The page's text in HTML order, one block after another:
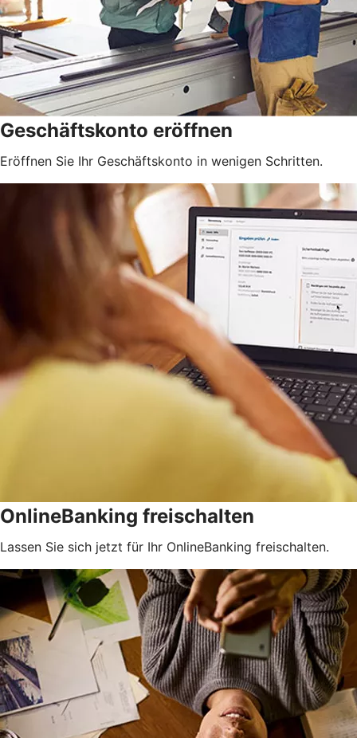
Geschäftskonto eröffnen
Eröffnen Sie Ihr Geschäftskonto in wenigen Schritten.
OnlineBanking freischalten
Lassen Sie sich jetzt für Ihr OnlineBanking freischalten.